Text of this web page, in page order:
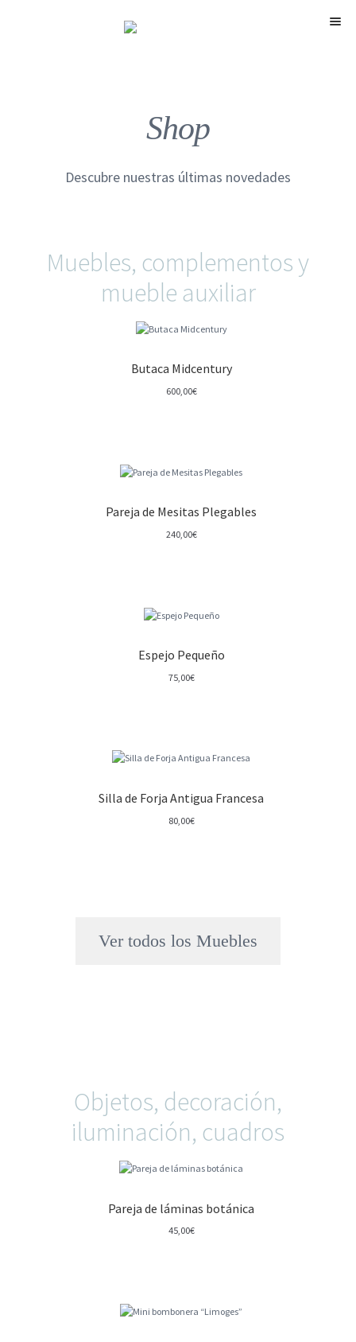
Menú
Shop
Descubre nuestras últimas novedades
Muebles, complementos y
mueble auxiliar
Butaca Midcentury
600,00€
Pareja de Mesitas Plegables
240,00€
Espejo Pequeño
75,00€
Silla de Forja Antigua Francesa
80,00€
Ver todos los Muebles
Objetos, decoración,
iluminación, cuadros
Pareja de láminas botánica
45,00€